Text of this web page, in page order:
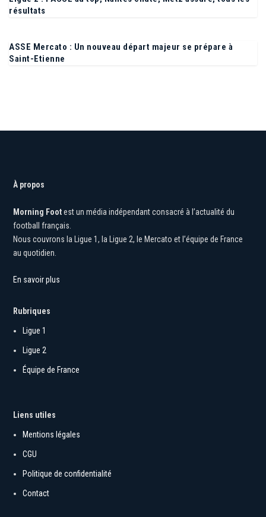
Ligue 2 : l’ASSE au top, Nantes chute, Metz assure, tous les
ASSE Mercato : Un nouveau départ majeur se prépare à
À propos
Morning Foot
est un média indépendant consacré à l’actualité du
football français.
Nous couvrons la Ligue 1, la Ligue 2, le Mercato et l’équipe de France
au quotidien.
En savoir plus
Rubriques
Ligue 1
Ligue 2
Équipe de France
Mentions légales
Politique de confidentialité